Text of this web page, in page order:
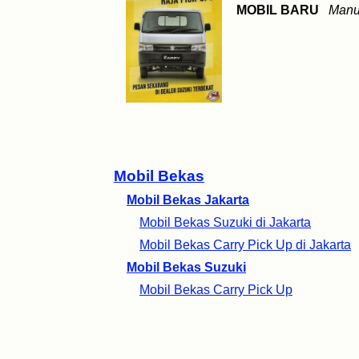
Mobil Bekas
Mobil Bekas Jakarta
Mobil Bekas Suzuki di Jakarta
Mobil Bekas Carry Pick Up di Jakarta
Mobil Bekas Suzuki
Mobil Bekas Carry Pick Up
MOBIL BARU